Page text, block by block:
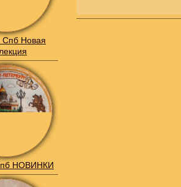
Спб Новая
НОВИНКИ